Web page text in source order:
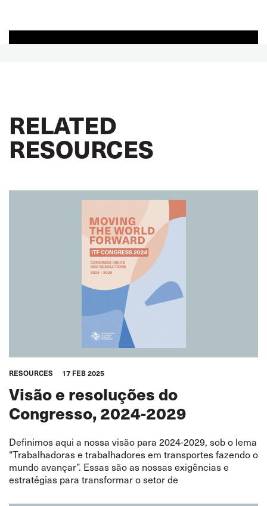
RELATED
RESOURCES
RESOURCES 17 FEB 2025
Visão e resoluções do
Congresso, 2024-2029
Definimos aqui a nossa visão para 2024-2029, sob o lema
“Trabalhadoras e trabalhadores em transportes fazendo o
mundo avançar”. Essas são as nossas exigências e
estratégias para transformar o setor de